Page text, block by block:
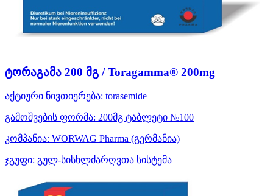
ტორაგამა 200 მგ / Toragamma® 200mg
აქტიური ნივთიერება: torasemide
გამოშვების ფორმა: 200მგ ტაბლეტი №100
კომპანია: WORWAG Pharma (გერმანია)
ჯგუფი: გულ-სისხლძარღვთა სისტემა